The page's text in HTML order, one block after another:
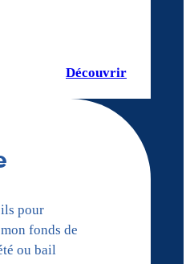
Découvrir
pour
fonds de
ou bail